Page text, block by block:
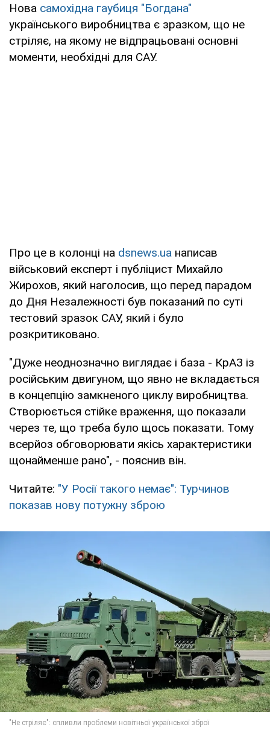
Нова самохідна гаубиця "Богдана"
українського виробництва є зразком, що не
стріляє, на якому не відпрацьовані основні
моменти, необхідні для САУ.
Про це в колонці на dsnews.ua написав
військовий експерт і публіцист Михайло
Жирохов, який наголосив, що перед парадом
до Дня Незалежності був показаний по суті
тестовий зразок САУ, який і було
розкритиковано.
"Дуже неоднозначно виглядає і база - КрАЗ із
російським двигуном, що явно не вкладається
в концепцію замкненого циклу виробництва.
Створюється стійке враження, що показали
через те, що треба було щось показати. Тому
всерйоз обговорювати якісь характеристики
щонайменше рано", - пояснив він.
Читайте: "У Росії такого немає": Турчинов
показав нову потужну зброю